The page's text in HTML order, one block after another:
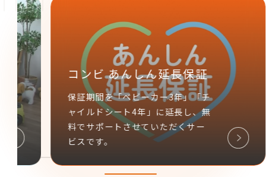
コンビ あんしん延長保証
保証期間を「ベビーカー3年」「チ
ャイルドシート4年」に延長し、無
料でサポートさせていただくサー
ビスです。